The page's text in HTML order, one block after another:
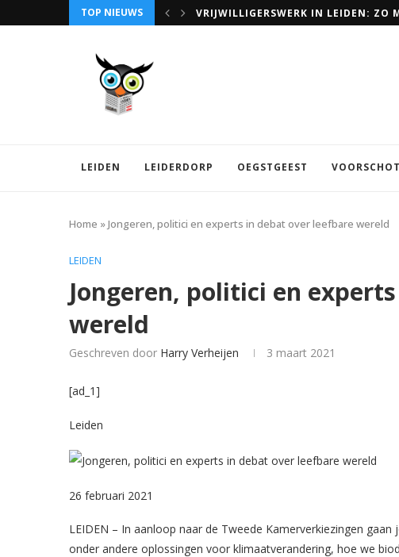
TOP NIEUWS VRIJWILLIGERSWERK IN LEIDEN: ZO
LEIDEN LEIDERDORP OEGSTGEEST
Home »Jongeren, politici en experts in debat over leefbare wereld
LEIDEN
Jongeren, politici en
wereld
Geschreven door Harry Verheijen 3 maart 2021
[ad_1]
Leiden
26 februari 2021
LEIDEN – In aanloop naar de Tweede Kamerverkiezingen
onder andere oplossingen voor klimaatverandering, hoe we